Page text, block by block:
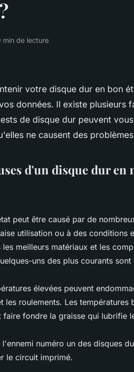
min de lecture
votre disque dur en bon
données. Il existe plusieurs
de disque dur peuvent
ne causent des
d'un disque dur en
peut être causé par de
utilisation ou à des conditions
meilleurs matériaux et les
uns des plus courants
élevées peuvent
les roulements. Les températures
fondre la graisse qui lubrifie
numéro un des disques
le circuit imprimé.